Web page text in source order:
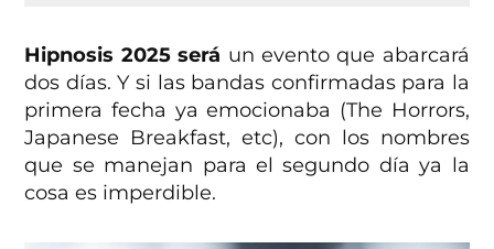
Hipnosis 2025 será un evento que abarcará
dos días. Y si las bandas confirmadas para la
primera fecha ya emocionaba (The Horrors,
Japanese Breakfast, etc), con los nombres
que se manejan para el segundo día ya la
cosa es imperdible.